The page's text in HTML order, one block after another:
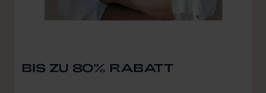
BIS ZU 80% RABATT